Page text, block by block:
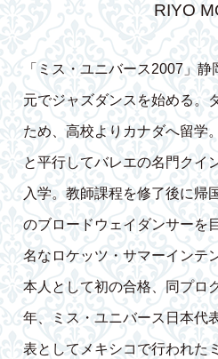
RIYO
「ミス・ユニバース2007」
元でジャズダンスを始める。
ため、高校よりカナダへ留学
と平行してバレエの名門クイ
入学。教師課程を修了後に帰
のブロードウェイダンサーを
名なロケッツ・サマーインテ
本人として初の合格、同プロ
年、ミス・ユニバース日本代
表としてメキシコで行われた